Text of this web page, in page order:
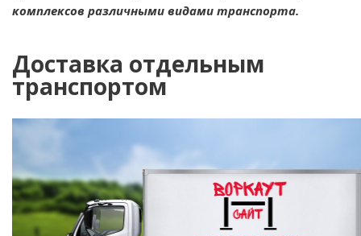
комплексов различными видами транспорта.
Доставка отдельным
транспортом